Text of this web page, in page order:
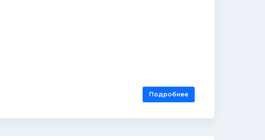
Подробнее